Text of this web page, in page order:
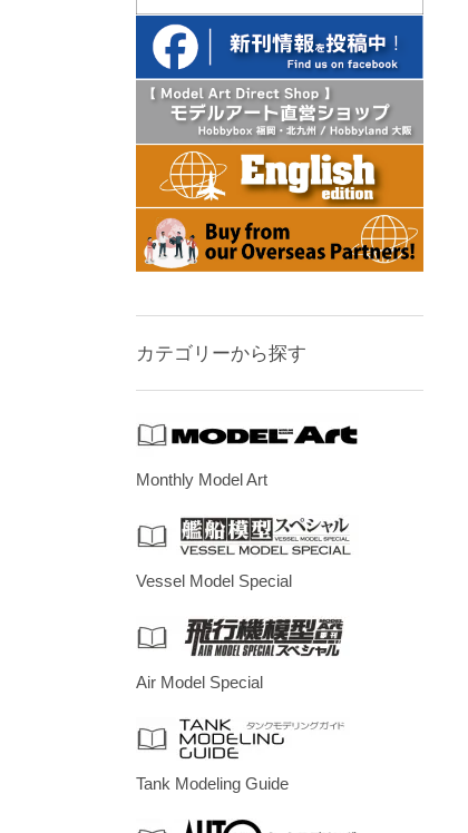
カテゴリーから探す
Monthly Model Art
Vessel Model Special
Air Model Special
Tank Modeling Guide